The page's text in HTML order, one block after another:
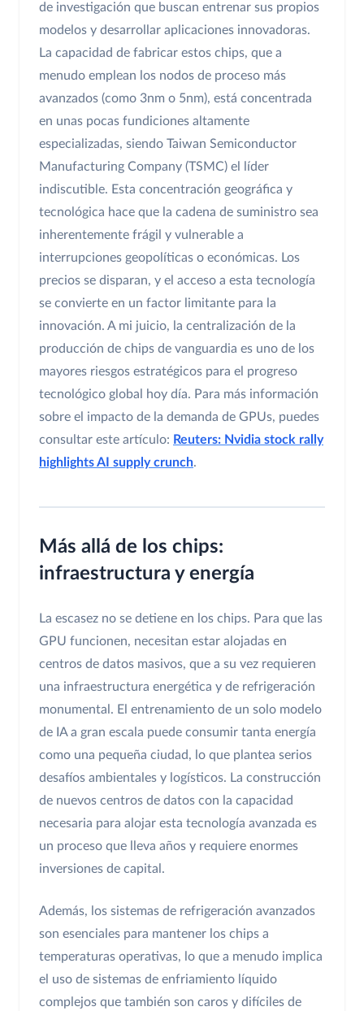
de investigación que buscan entrenar sus propios
modelos y desarrollar aplicaciones innovadoras.
La capacidad de fabricar estos chips, que a
menudo emplean los nodos de proceso más
avanzados (como 3nm o 5nm), está concentrada
en unas pocas fundiciones altamente
especializadas, siendo Taiwan Semiconductor
Manufacturing Company (TSMC) el líder
indiscutible. Esta concentración geográfica y
tecnológica hace que la cadena de suministro sea
inherentemente frágil y vulnerable a
interrupciones geopolíticas o económicas. Los
precios se disparan, y el acceso a esta tecnología
se convierte en un factor limitante para la
innovación. A mi juicio, la centralización de la
producción de chips de vanguardia es uno de los
mayores riesgos estratégicos para el progreso
tecnológico global hoy día. Para más información
sobre el impacto de la demanda de GPUs, puedes
consultar este artículo: Reuters: Nvidia stock rally
highlights AI supply crunch.
Más allá de los chips:
infraestructura y energía
La escasez no se detiene en los chips. Para que las
GPU funcionen, necesitan estar alojadas en
centros de datos masivos, que a su vez requieren
una infraestructura energética y de refrigeración
monumental. El entrenamiento de un solo modelo
de IA a gran escala puede consumir tanta energía
como una pequeña ciudad, lo que plantea serios
desafíos ambientales y logísticos. La construcción
de nuevos centros de datos con la capacidad
necesaria para alojar esta tecnología avanzada es
un proceso que lleva años y requiere enormes
inversiones de capital.
Además, los sistemas de refrigeración avanzados
son esenciales para mantener los chips a
temperaturas operativas, lo que a menudo implica
el uso de sistemas de enfriamiento líquido
complejos que también son caros y difíciles de